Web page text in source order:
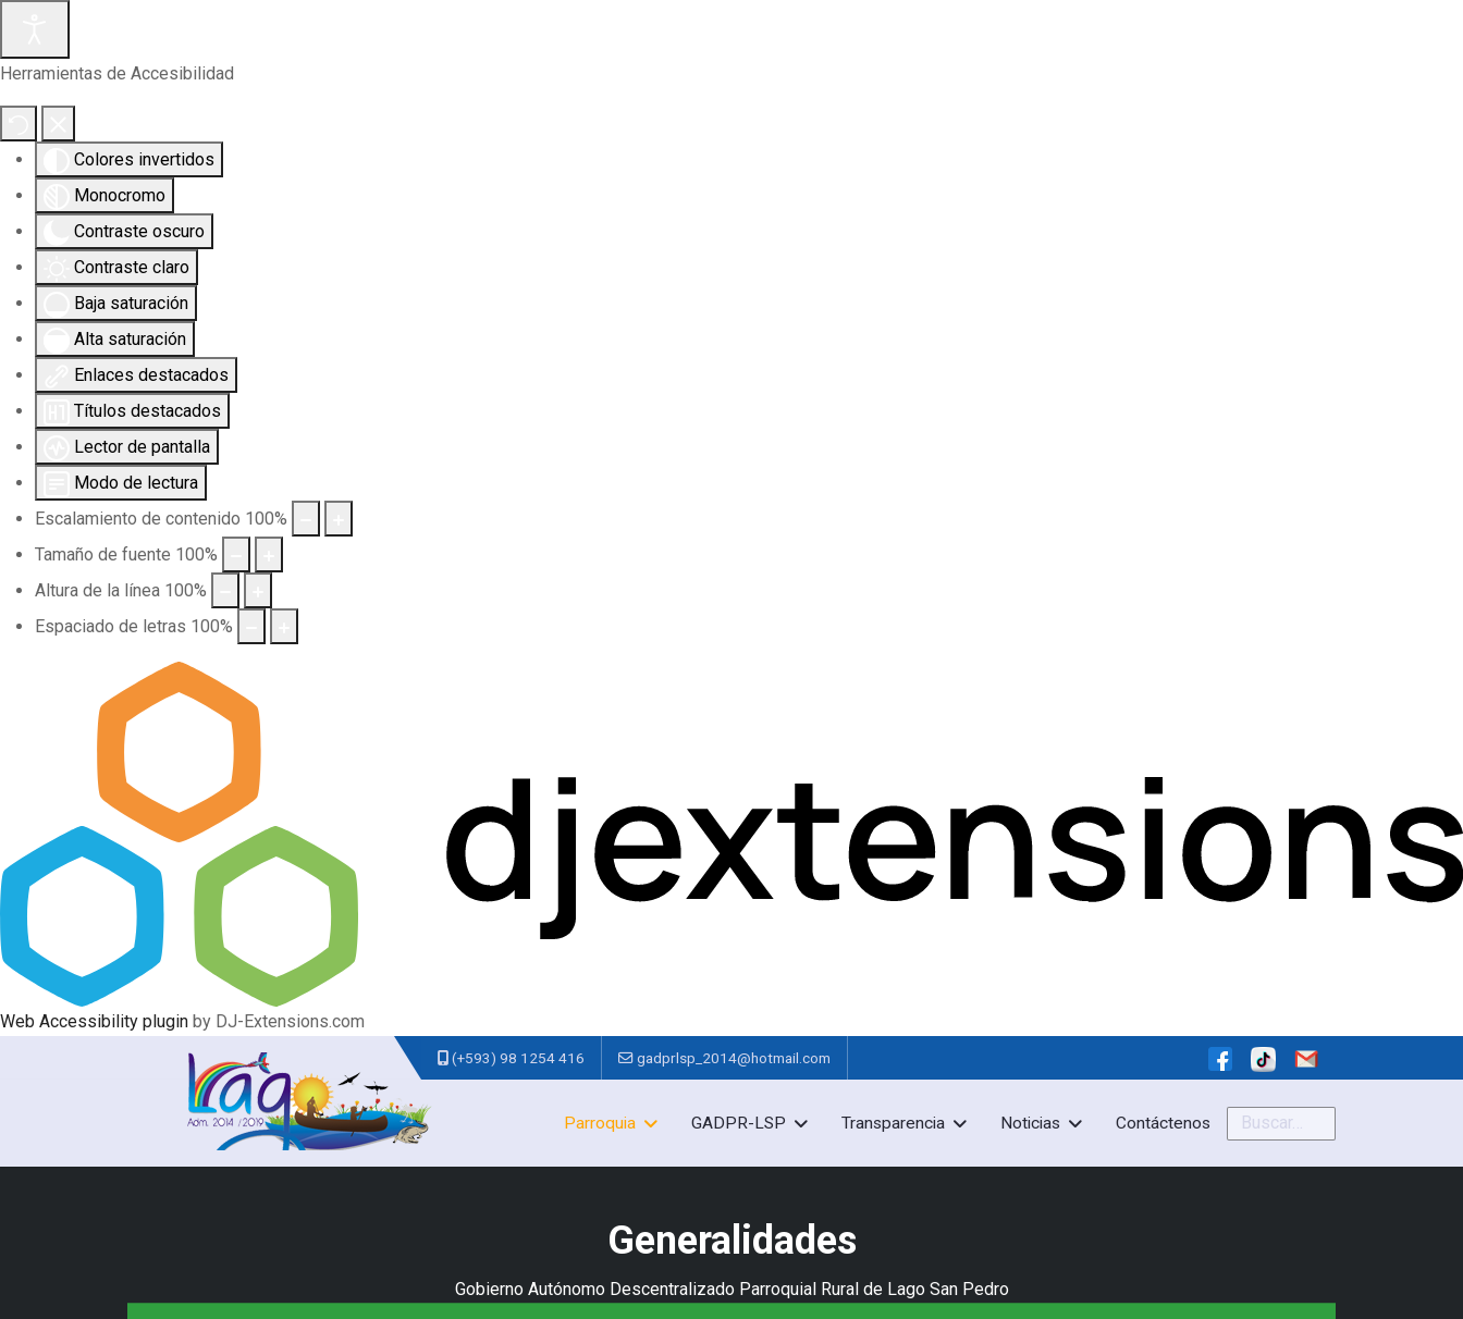
Herramientas de Accesibilidad
Colores invertidos
Monocromo
Contraste oscuro
Contraste claro
Baja saturación
Alta saturación
Enlaces destacados
Títulos destacados
Lector de pantalla
Modo de lectura
Escalamiento de contenido 100%
Tamaño de fuente 100%
Altura de la línea 100%
Espaciado de letras 100%
Web Accessibility plugin by DJ-Extensions.com
(+593) 98 1254 416 gadprlsp_2014@hotmail.com
Parroquia GADPR-LSP Transparencia Noticias Contáctenos Buscar
Generalidades
Gobierno Autónomo Descentralizado Parroquial Rural de Lago San Pedro